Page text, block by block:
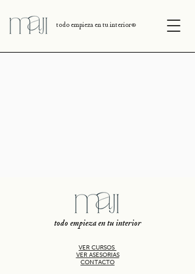
todo empieza en tu interior®
todo empieza en tu interior
VER CURSOS
VER ASESORIAS
CONTACTO